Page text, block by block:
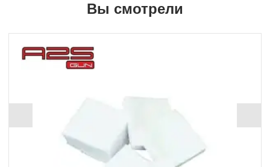
Вы смотрели